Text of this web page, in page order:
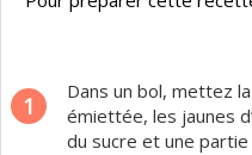
1
Dans un bol, mettez
émiettée, les jaunes
du sucre et une partie